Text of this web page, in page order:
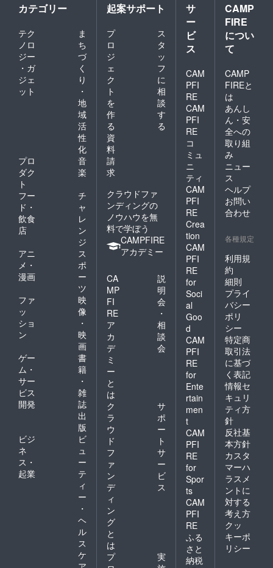
カテゴリー
テク
ノロ
ジー
・ガ
ジェ
ット
ま
ち
づ
く
り
・
地
域
活
性
化
プロ
ダク
ト
音
楽
フー
ド・
飲食
店
チ
ャ
レ
ン
ジ
アニ
メ・
漫画
ス
ポ
ー
ツ
ファ
ッ
ショ
ン
映
像
・
映
画
ゲー
ム・
サー
ビス
開発
書
籍
・
雑
誌
出
版
ビジ
ネ
ス・
起業
ビ
ュ
ー
テ
ィ
ー
・
ヘ
ル
ス
ケ
起案サポート
プ
ロ
ジ
ェ
ク
ト
を
作
る
ス
タ
ッ
フ
に
相
談
す
る
資
料
請
求
クラウドファ
ンディングの
ノウハウを無
料で学ぼう
CAMPFIRE
アカデミー
CA
MP
FI
RE
ア
カ
デ
ミ
ー
と
は
説
明
会
・
相
談
会
ク
ラ
ウ
ド
フ
ァ
ン
デ
ィ
ン
グ
と
は
サ
ポ
ー
ト
サ
ー
ビ
ス
プ
実
サ
ー
ビ
ス
CAM
PFI
RE
CAM
PFI
RE
コ
ミュ
ニ
ティ
CAM
PFI
RE
Crea
tion
CAM
PFI
RE
for
Soci
al
Goo
d
CAM
PFI
RE
for
Ente
rtain
men
t
CAM
PFI
RE
for
Spor
ts
CAM
PFI
RE
ふる
さと
納税
CAMP
FIRE
につい
て
CAMP
FIREと
は
あんし
ん・安
全への
取り組
み
ニュー
ス
ヘルプ
お問い
合わせ
各種規定
利用規
約
細則
プライ
バシー
ポリ
シー
特定商
取引法
に基づ
く表記
情報セ
キュリ
ティ方
針
反社基
本方針
カスタ
マーハ
ラスメ
ントに
対する
考え方
クッ
キーポ
リシー